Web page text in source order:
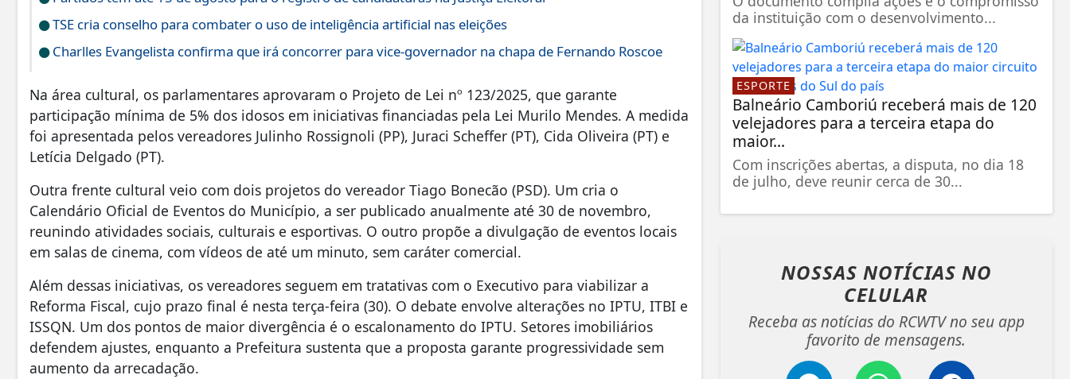
TSE cria conselho para combater o uso de inteligência artificial nas eleições
Charlles Evangelista confirma que irá concorrer para vice-governador na chapa de Fernando Roscoe
Na área cultural, os parlamentares aprovaram o Projeto de Lei nº 123/2025, que garante
participação mínima de 5% dos idosos em iniciativas financiadas pela Lei Murilo Mendes. A medida
foi apresentada pelos vereadores Julinho Rossignoli (PP), Juraci Scheffer (PT), Cida Oliveira (PT) e
Letícia Delgado (PT).
Outra frente cultural veio com dois projetos do vereador Tiago Bonecão (PSD). Um cria o
Calendário Oficial de Eventos do Município, a ser publicado anualmente até 30 de novembro,
reunindo atividades sociais, culturais e esportivas. O outro propõe a divulgação de eventos locais
em salas de cinema, com vídeos de até um minuto, sem caráter comercial.
Além dessas iniciativas, os vereadores seguem em tratativas com o Executivo para viabilizar a
Reforma Fiscal, cujo prazo final é nesta terça-feira (30). O debate envolve alterações no IPTU, ITBI e
ISSQN. Um dos pontos de maior divergência é o escalonamento do IPTU. Setores imobiliários
defendem ajustes, enquanto a Prefeitura sustenta que a proposta garante progressividade sem
aumento da arrecadação.
da instituição com o desenvolvimento...
ESPORTE
Balneário Camboriú receberá mais de 120
velejadores para a terceira etapa do
maior...
Com inscrições abertas, a disputa, no dia 18
de julho, deve reunir cerca de 30...
NOSSAS NOTÍCIAS NO
CELULAR
Receba as notícias do RCWTV no seu app
favorito de mensagens.